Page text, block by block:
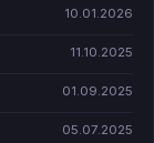
10.01.2026
11.10.2025
01.09.2025
05.07.2025